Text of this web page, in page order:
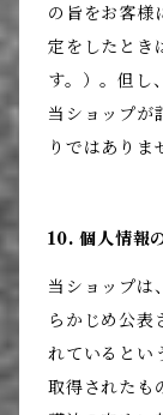
の旨をお客様
定をしたとき
す。）。但し
当ショップが
りではありま
10. 個人情報
当ショップは
らかじめ公表
れているとい
取得されたも